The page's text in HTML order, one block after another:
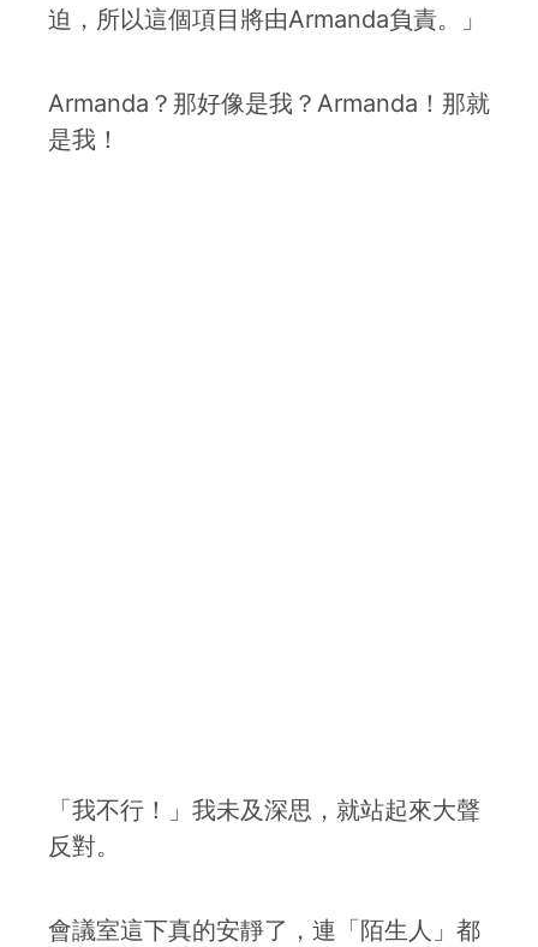
迫，所以這個項目將由Armanda負責。」
Armanda？那好像是我？Armanda！那就
是我！
「我不行！」我未及深思，就站起來大聲
反對。
會議室這下真的安靜了，連「陌生人」都